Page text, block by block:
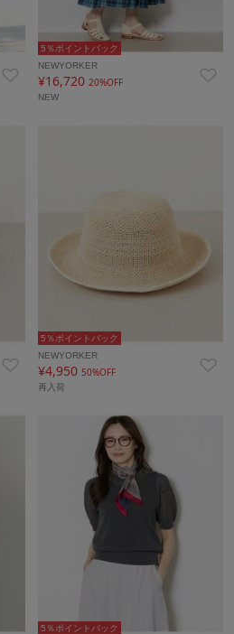
5％ポイントバック
NEWYORKER
¥16,72020%OFF
NEW
5％ポイントバック
NEWYORKER
¥4,95050%OFF
再入荷
5％ポイントバック